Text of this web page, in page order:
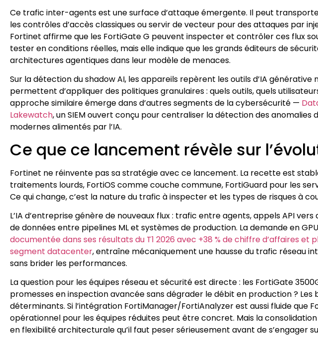
Ce trafic inter-agents est une surface d’attaque émergente. Il peut
les contrôles d’accès classiques ou servir de vecteur pour des attaques par
Fortinet affirme que les FortiGate G peuvent inspecter et contrôler ces flux
tester en conditions réelles, mais elle indique que les grands éditeurs de
architectures agentiques dans leur modèle de menaces.
Sur la détection du shadow AI, les appareils repèrent les outils d’IA générative
permettent d’appliquer des politiques granulaires : quels outils, quels
approche similaire émerge dans d’autres segments de la cybersécurité —
Lakewatch, un SIEM ouvert conçu pour centraliser la détection des anomalies
modernes alimentés par l’IA.
Ce que ce lancement révèle sur
Fortinet ne réinvente pas sa stratégie avec ce lancement. La recette est
traitements lourds, FortiOS comme couche commune, FortiGuard pour les
Ce qui change, c’est la nature du trafic à inspecter et les types de risques à
L’IA d’entreprise génère de nouveaux flux : trafic entre agents, appels API
de données entre pipelines ML et systèmes de production. La demande en
documentée dans ses résultats du T1 2026 avec +38 % de chiffre d’affaires et
segment datacenter, entraîne mécaniquement une hausse du trafic réseau
sans brider les performances.
La question pour les équipes réseau et sécurité est directe : les FortiGate
promesses en inspection avancée sans dégrader le débit en production ?
déterminants. Si l’intégration FortiManager/FortiAnalyzer est aussi fluide que
opérationnel pour les équipes réduites peut être concret. Mais la
en flexibilité architecturale qu’il faut peser sérieusement avant de s’engager